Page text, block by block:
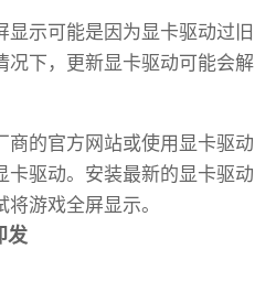
显示可能是因为显卡驱动过旧
况下，更新显卡驱动可能会解
商的官方网站或使用显卡驱动
卡驱动。安装最新的显卡驱动
游戏全屏显示。
发